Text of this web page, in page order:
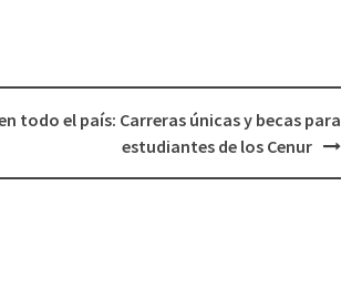
todo el país: Carreras únicas y becas para
estudiantes de los Cenur